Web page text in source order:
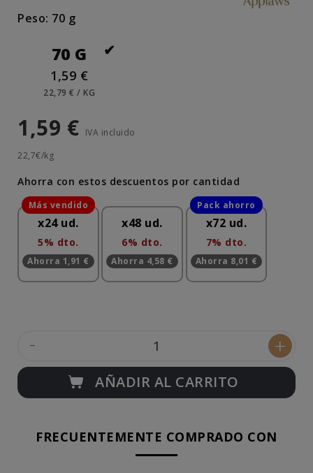
Peso: 70 g
70 G
1,59 €
22,79 € / KG
1,59 € IVA incluido
22,7€/kg
Ahorra con estos descuentos por cantidad
x24 ud.
5% dto.
Ahorra 1,91 €
x48 ud.
6% dto.
Ahorra 4,58 €
x72 ud.
7% dto.
Ahorra 8,01 €
- +
AÑADIR AL CARRITO
FRECUENTEMENTE COMPRADO CON